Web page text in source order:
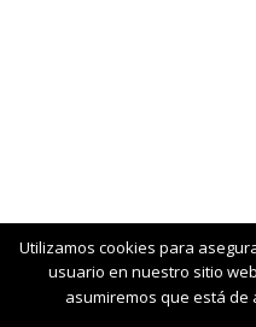
Utilizamos cookies para
usuario en nuestro sitio
asumiremos que está de